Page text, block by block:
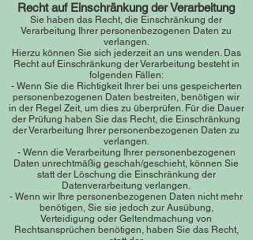
Recht auf Einschränkung der Verarbeitung
Sie haben das Recht, die Einschränkung der
Verarbeitung Ihrer personenbezogenen Daten zu
verlangen.
Hierzu können Sie sich jederzeit an uns wenden. Das
Recht auf Einschränkung der Verarbeitung besteht in
folgenden Fällen:
- Wenn Sie die Richtigkeit Ihrer bei uns gespeicherten
personenbezogenen Daten bestreiten, benötigen wir
in der Regel Zeit, um dies zu überprüfen. Für die Dauer
der Prüfung haben Sie das Recht, die Einschränkung
der Verarbeitung Ihrer personenbezogenen Daten zu
verlangen.
- Wenn die Verarbeitung Ihrer personenbezogenen
Daten unrechtmäßig geschah/geschieht, können Sie
statt der Löschung die Einschränkung der
Datenverarbeitung verlangen.
- Wenn wir Ihre personenbezogenen Daten nicht mehr
benötigen, Sie sie jedoch zur Ausübung,
Verteidigung oder Geltendmachung von
Rechtsansprüchen benötigen, haben Sie das Recht,